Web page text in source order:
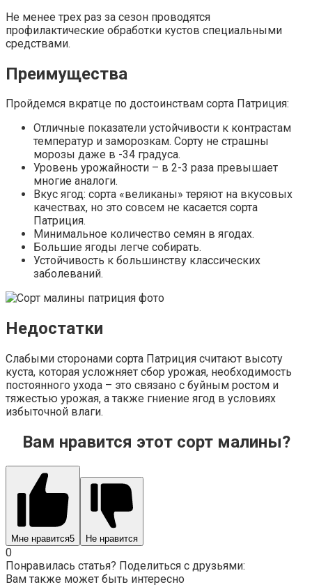
Не менее трех раз за сезон проводятся
профилактические обработки кустов специальными
средствами.
Преимущества
Пройдемся вкратце по достоинствам сорта Патриция:
Отличные показатели устойчивости к контрастам
температур и заморозкам. Сорту не страшны
морозы даже в -34 градуса.
Уровень урожайности – в 2-3 раза превышает
многие аналоги.
Вкус ягод: сорта «великаны» теряют на вкусовых
качествах, но это совсем не касается сорта
Патриция.
Минимальное количество семян в ягодах.
Большие ягоды легче собирать.
Устойчивость к большинству классических
заболеваний.
Недостатки
Слабыми сторонами сорта Патриция считают высоту
куста, которая усложняет сбор урожая, необходимость
постоянного ухода – это связано с буйным ростом и
тяжестью урожая, а также гниение ягод в условиях
избыточной влаги.
Вам нравится этот сорт малины?
Мне нравится5 Не нравится
0
Понравилась статья? Поделиться с друзьями:
Вам также может быть интересно